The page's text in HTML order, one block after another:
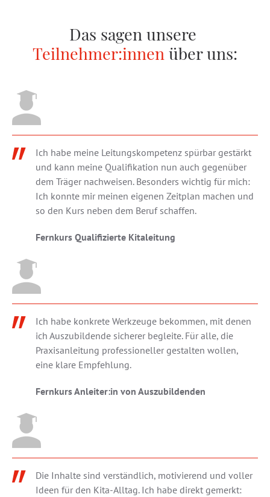
Das sagen unsere
Teilnehmer:innenüber uns:
Ich habe meine Leitungskompetenz spürbar gestärkt
und kann meine Qualifikation nun auch gegenüber
dem Träger nachweisen. Besonders wichtig für mich:
Ich konnte mir meinen eigenen Zeitplan machen und
so den Kurs neben dem Beruf schaffen.
Fernkurs Qualifizierte Kitaleitung
Ich habe konkrete Werkzeuge bekommen, mit denen
ich Auszubildende sicherer begleite. Für alle, die
Praxisanleitung professioneller gestalten wollen,
eine klare Empfehlung.
Fernkurs Anleiter:in von Auszubildenden
Die Inhalte sind verständlich, motivierend und voller
Ideen für den Kita-Alltag. Ich habe direkt gemerkt: